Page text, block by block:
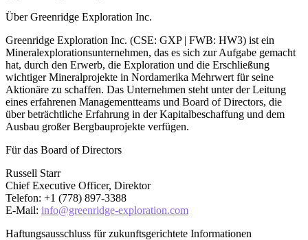
Über Greenridge Exploration Inc.
Greenridge Exploration Inc. (CSE: GXP | FWB: HW3) ist ein
Mineralexplorationsunternehmen, das es sich zur Aufgabe gemacht
hat, durch den Erwerb, die Exploration und die Erschließung
wichtiger Mineralprojekte in Nordamerika Mehrwert für seine
Aktionäre zu schaffen. Das Unternehmen steht unter der Leitung
eines erfahrenen Managementteams und Board of Directors, die
über beträchtliche Erfahrung in der Kapitalbeschaffung und dem
Ausbau großer Bergbauprojekte verfügen.
Für das Board of Directors
Russell Starr
Chief Executive Officer, Direktor
Telefon: +1 (778) 897-3388
E-Mail: info@greenridge-exploration.com
Haftungsausschluss für zukunftsgerichtete Informationen